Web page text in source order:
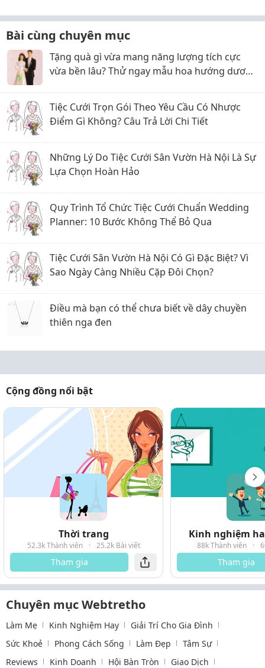
Bài cùng chuyên mục
Tặng quà gì vừa mang năng lượng tích cực
vừa bền lâu? Thử ngay mẫu hoa hướng dương
Tiệc Cưới Trọn Gói Theo Yêu Cầu Có Nhược
Điểm Gì Không? Câu Trả Lời Chi Tiết
Những Lý Do Tiệc Cưới Sân Vườn Hà Nội Là Sự
Lựa Chọn Hoàn Hảo
Quy Trình Tổ Chức Tiệc Cưới Chuẩn Wedding
Planner: 10 Bước Không Thể Bỏ Qua
Tiệc Cưới Sân Vườn Hà Nội Có Gì Đặc Biệt? Vì
Sao Ngày Càng Nhiều Cặp Đôi Chọn?
Điều mà bạn có thể chưa biết về dây chuyền
thiên nga đen
Cộng đồng nổi bật
Thời trang
52.3k Thành viên · 25.2k Bài viết
Tham gia
Kinh nghiệm
88k Thành viên ·
Tham gia
Chuyên mục Webtretho
Làm Mẹ Kinh Nghiệm Hay
Giải Trí Cho Gia Đình
Sức Khoẻ
Phong Cách Sống Làm Đẹp
Tâm Sự
Reviews
Kinh Doanh Hội Bàn Tròn Giao Dịch